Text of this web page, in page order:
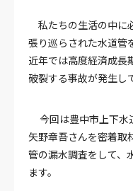
私たちの生活の中に
張り巡らされた水道管
近年では高度経済成長
破裂する事故が発生し
今回は豊中市上下水
矢野章吾さんを密着取
管の漏水調査をして、
ます。